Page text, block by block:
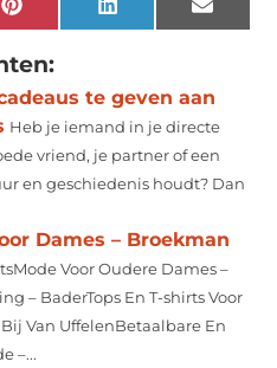
Pinterest LinkedIn Email
te geven aan
Heb je iemand in je directe
vriend, je partner of een
en geschiedenis houdt? Dan
Dames – Broekman
Voor Oudere Dames –
– BaderTops En T-shirts Voor
Van UffelenBetaalbare En
–...